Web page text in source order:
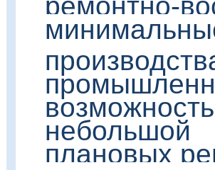
небольшой
плановых